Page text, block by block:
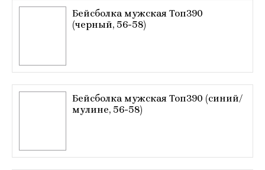
Бейсболка мужская Топ390
(черный, 56-58)
Бейсболка мужская Топ390 (синий/
мулине, 56-58)